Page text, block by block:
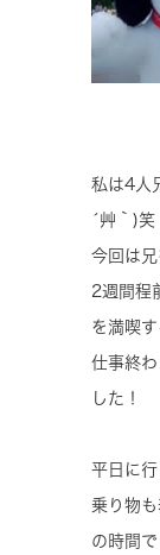
私は4人
´艸｀)笑
今回は
2週間程
を満喫
仕事終
した！
平日に
乗り物
の時間で